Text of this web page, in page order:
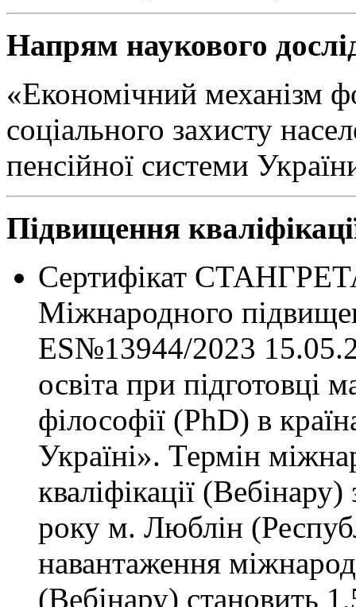
Напрям наукового
«Економічний механізм
соціального захисту
пенсійної системи
Підвищення
Сертифікат
Міжнародного
ES№13944/2023
освіта при підготовці
філософії (PhD) в
Україні». Термін
кваліфікації
року м. Люблін
навантаження
(Вебінару) становить